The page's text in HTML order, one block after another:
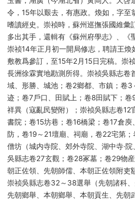
令，15年以艱去，有惠政。煥如，字至
嗜讀經史。崇祯時，蘇州巡撫張國維彙
多出其手，還輯有《蘇州府學志》、《
崇祯14年正月初一開局修志，聘請王煥
敷教爲參訂，至15年2月15日完稿。崇
長洲徐霖實地勘測所得。崇祯吳縣志卷
域、形勝、城池；卷2鄉都、市鎮；卷
迹；卷7戶口、田賦上；卷8田賦下；卷
祥異（寇亂民變附）；崇祯吳縣志卷12
書院；卷15坊巷；卷16橋梁；卷17倉
防，卷19～21壇廟、祠廟，卷22宅第
僧坊（城内寺院、郊外寺院、湖中寺·
吳縣志卷27玄觀；卷28冢墓；卷29物
朝正佐領、先朝師儒、本朝正佐領附吏
崇祯吳縣志卷32～38選舉（先朝諸科、
先朝鄉舉、本朝鄉舉、本朝貢生、先朝